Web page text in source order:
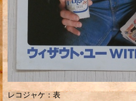
レコジャケ：表